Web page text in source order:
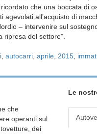
ricordato che una boccata di
agevolati all’acquisto di
– intervenire sul
ripresa del settore”.
autocarri aprile 2015
che
operanti sul
dei
Le